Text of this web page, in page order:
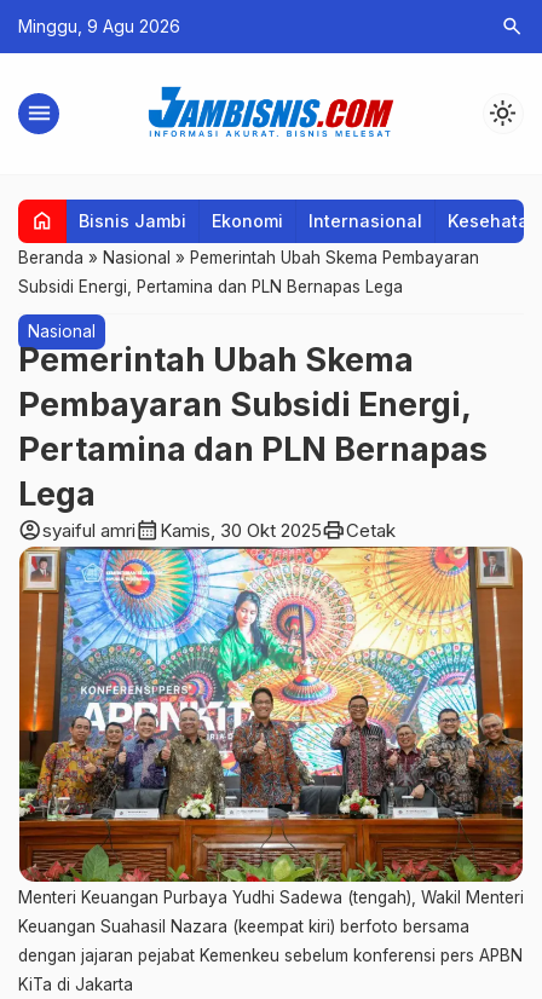
Minggu, 9 Agu 2026 search
menu light_mode
home Bisnis Jambi Ekonomi Internasional Kesehatan
Beranda » Nasional » Pemerintah Ubah Skema Pembayaran
Subsidi Energi, Pertamina dan PLN Bernapas Lega
Nasional
Pemerintah Ubah Skema
Pembayaran Subsidi Energi,
Pertamina dan PLN Bernapas
Lega
account_circlesyaiful amricalendar_month Kamis, 30 Okt 2025printCetak
Menteri Keuangan Purbaya Yudhi Sadewa (tengah), Wakil Menteri
Keuangan Suahasil Nazara (keempat kiri) berfoto bersama
dengan jajaran pejabat Kemenkeu sebelum konferensi pers APBN
KiTa di Jakarta